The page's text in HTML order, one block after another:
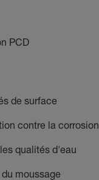
PCD
de surface
contre la corrosion
qualités d'eau
moussage